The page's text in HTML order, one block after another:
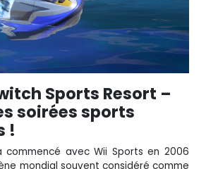
Sports Resort –
soirées sports
!
commencé avec Wii Sports en 2006
mondial souvent considéré comme